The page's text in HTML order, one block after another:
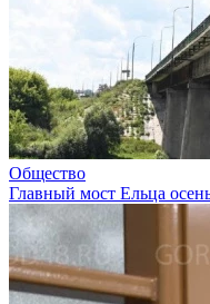
Общество
Главный мост Ельца